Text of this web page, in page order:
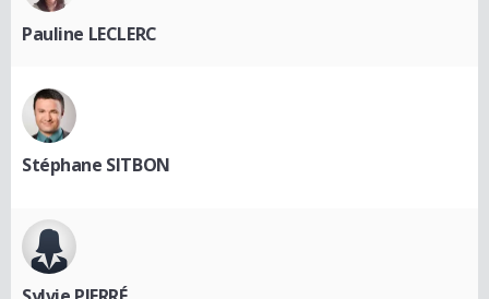
Pauline LECLERC
Stéphane SITBON